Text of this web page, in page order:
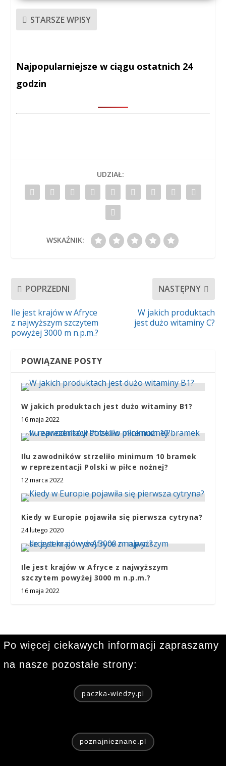
STARSZE WPISY
Najpopularniejsze w ciągu ostatnich 24
godzin
UDZIAŁ:
WSKAŹNIK:
POPRZEDNI
Ile jest krajów w Afryce
z najwyższym szczytem
powyżej 3000 m n.p.m.?
NASTĘPNY
W jakich produktach
jest dużo witaminy C?
POWIĄZANE POSTY
W jakich produktach jest dużo witaminy B1?
16 maja 2022
Ilu zawodników strzeliło minimum 10 bramek
w reprezentacji Polski w piłce nożnej?
12 marca 2022
Kiedy w Europie pojawiła się pierwsza cytryna?
24 lutego 2020
Ile jest krajów w Afryce z najwyższym
szczytem powyżej 3000 m n.p.m.?
16 maja 2022
Po więcej ciekawych informacji zapraszamy
na nasze pozostałe strony:
paczka-wiedzy.pl
poznajnieznane.pl